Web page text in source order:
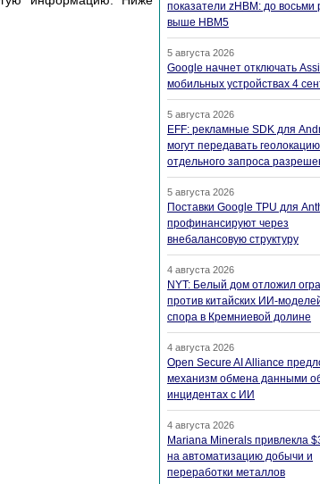
показатели zHBM: до восьми
выше HBM5
5 августа 2026
Google начнет отключать
мобильных устройствах 4
5 августа 2026
EFF: рекламные SDK для
могут передавать
отдельного запроса
5 августа 2026
Поставки Google TPU для
профинансируют через
внебалансовую структуру
4 августа 2026
NYT: Белый дом отложил
против китайских ИИ-
спора в Кремниевой долине
4 августа 2026
Open Secure AI Alliance
механизм обмена данными
инцидентах с ИИ
4 августа 2026
Mariana Minerals привлекла
на автоматизацию добычи и
переработки металлов